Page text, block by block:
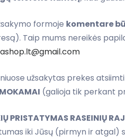
formoje komentare
Taip mums nereikės
užsakytas prekes
(galioja tik perkant
PRISTATYMAS RASEINIŲ
iki Jūsų (pirmyn ir atgal)